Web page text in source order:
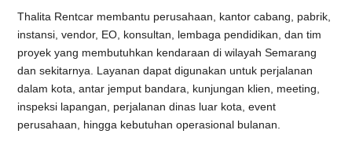
Thalita Rentcar membantu perusahaan, kantor cabang, pabrik,
instansi, vendor, EO, konsultan, lembaga pendidikan, dan tim
proyek yang membutuhkan kendaraan di wilayah Semarang
dan sekitarnya. Layanan dapat digunakan untuk perjalanan
dalam kota, antar jemput bandara, kunjungan klien, meeting,
inspeksi lapangan, perjalanan dinas luar kota, event
perusahaan, hingga kebutuhan operasional bulanan.